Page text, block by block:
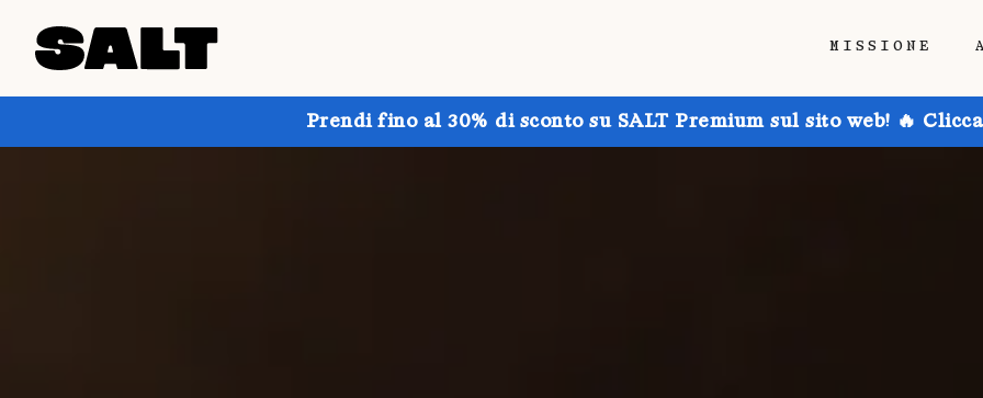
MISSIONE
Prendi fino al 30% di sconto su SALT Premium sul sito web! 🔥